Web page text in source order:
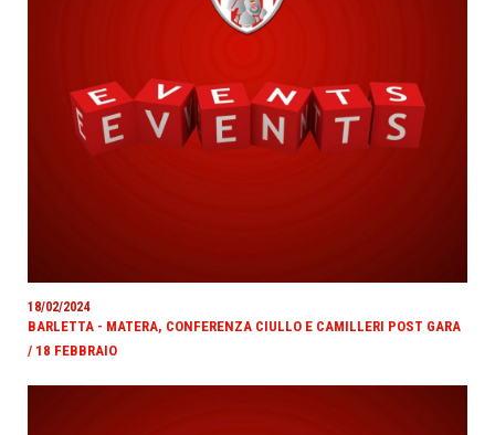
18/02/2024
BARLETTA - MATERA, CONFERENZA CIULLO E CAMILLERI POST GARA
/ 18 FEBBRAIO